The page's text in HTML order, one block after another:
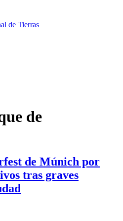
de Tierras
de
de Múnich por
tras graves